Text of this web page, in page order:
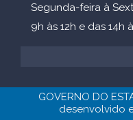
Segunda-feira à
9h às 12h e das 14h
GOVERNO DO
desenvolvido